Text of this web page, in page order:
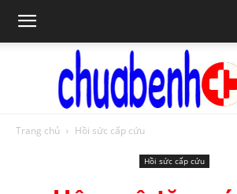
Trang chủ Hồi sức cấp cứu
Hồi sức cấp cứu